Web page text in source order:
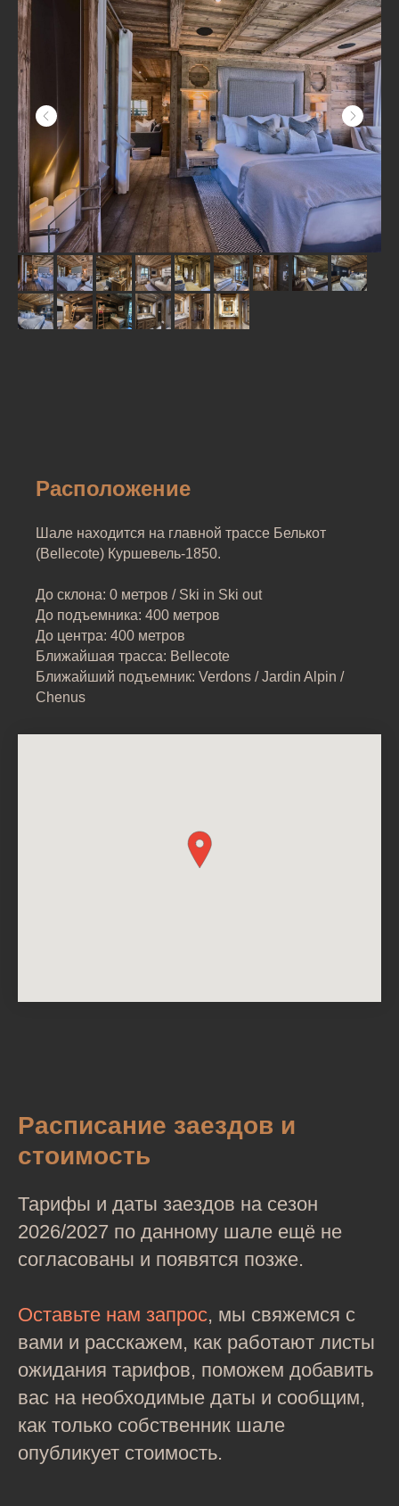
Расположение
Шале находится на главной трассе Белькот
(Bellecote) Куршевель-1850.
До склона: 0 метров / Ski in Ski out
До подъемника: 400 метров
До центра: 400 метров
Ближайшая трасса: Bellecote
Ближайший подъемник: Verdons / Jardin Alpin /
Chenus
Расписание заездов и
стоимость
Тарифы и даты заездов на сезон
2026/2027 по данному шале ещё не
согласованы и появятся позже.
Оставьте нам запрос, мы свяжемся с
вами и расскажем, как работают листы
ожидания тарифов, поможем добавить
вас на необходимые даты и сообщим,
как только собственник шале
опубликует стоимость.